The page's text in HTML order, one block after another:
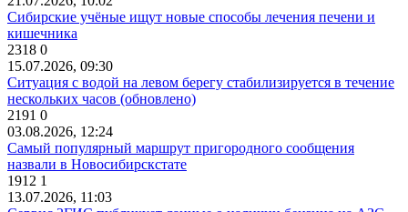
Сибирские учёные ищут новые способы лечения печени и
кишечника
2318 0
15.07.2026, 09:30
Ситуация с водой на левом берегу стабилизируется в течение
нескольких часов (обновлено)
2191 0
03.08.2026, 12:24
Самый популярный маршрут пригородного сообщения
назвали в Новосибирскстате
1912 1
13.07.2026, 11:03